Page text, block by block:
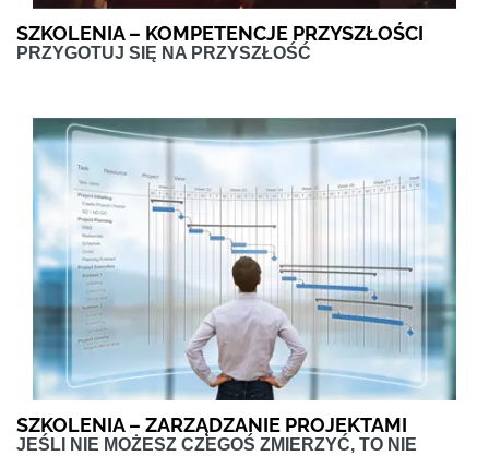
SZKOLENIA – KOMPETENCJE PRZYSZŁOŚCI
PRZYGOTUJ SIĘ NA PRZYSZŁOŚĆ
SZKOLENIA – ZARZĄDZANIE PROJEKTAMI
JEŚLI NIE MOŻESZ CZEGOŚ ZMIERZYĆ, TO NIE